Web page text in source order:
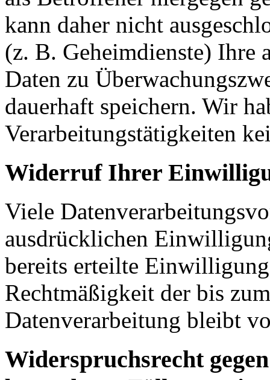
kann daher nicht
(z. B. Geheimdienste) Ihre
Daten zu
dauerhaft speichern. Wir
Verarbeitungstätigkeiten
Widerruf Ihrer
Viele
ausdrücklichen
bereits erteilte
Rechtmäßigkeit der bis
Datenverarbeitung bleibt
Widerspruchsrecht